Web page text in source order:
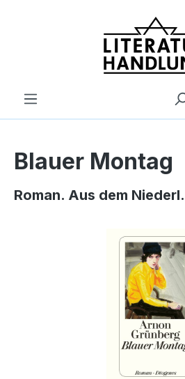
Blauer Montag
Roman. Aus dem
Bildergalerie überspringen